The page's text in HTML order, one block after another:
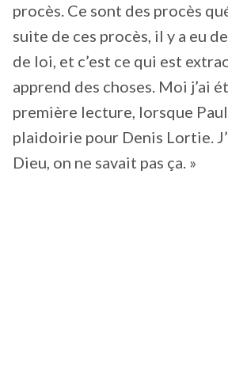
procès. Ce sont des procès
suite de ces procès, il y a eu
de loi, et c’est ce qui est
apprend des choses. Moi j’ai
première lecture, lorsque
plaidoirie pour Denis Lortie.
Dieu, on ne savait pas ça. »